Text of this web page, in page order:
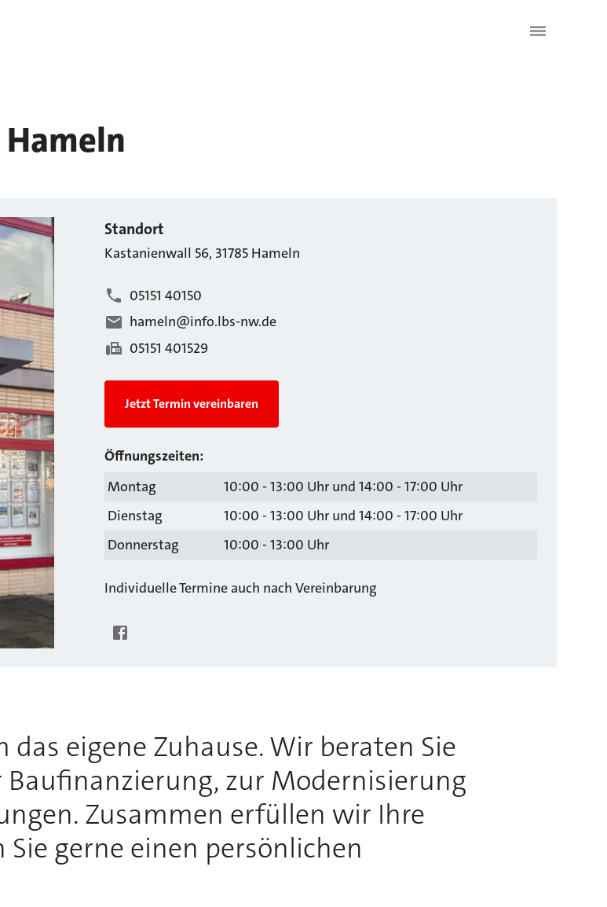
Standort
Kastanienwall 56, 31785 Hameln
05151 40150
hameln@info.lbs-nw.de
05151 401529
Jetzt Termin vereinbaren
Öffnungszeiten:
Montag
10:00 - 13:00 Uhr und 14:00 - 17:00 Uhr
Dienstag
10:00 - 13:00 Uhr und 14:00 - 17:00 Uhr
Donnerstag
10:00 - 13:00 Uhr
Individuelle Termine auch nach Vereinbarung
eigene Zuhause. Wir beraten Sie
Baufinanzierung, zur Modernisierung
Zusammen erfüllen wir Ihre
gerne einen persönlichen